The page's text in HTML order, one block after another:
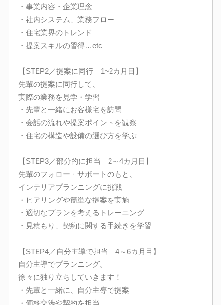
・事業内容・企業理念
・社内システム、業務フロー
・住宅業界のトレンド
・提案スキルの習得…etc
【STEP2／提案に同行 1~2カ月目】
先輩の提案に同行して、
実際の業務を見学・学習
・先輩と一緒にお客様宅を訪問
・会話の流れや提案ポイントを観察
・住宅の構造や設備の選び方を学ぶ
【STEP3／部分的に担当 2～4カ月目】
先輩のフォロー・サポートのもと、
インテリアプランニングに挑戦
・ヒアリングや簡単な提案を実施
・適切なプランを考えるトレーニング
・見積もり、契約に関する手続きを学習
【STEP4／自分主導で担当 4～6カ月目】
自分主導でプランニング。
徐々に独り立ちしていきます！
・先輩と一緒に、自分主導で提案
・価格交渉や契約を担当